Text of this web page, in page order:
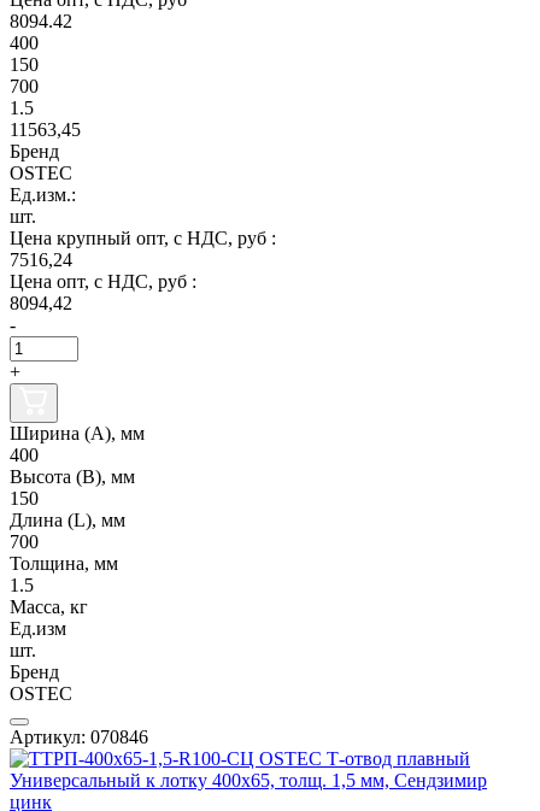
8094.42
400
150
700
1.5
11563,45
Бренд
OSTEC
Ед.изм.:
шт.
Цена крупный опт, с НДС, руб :
7516,24
Цена опт, с НДС, руб :
8094,42
-
+
Ширина (А), мм
400
Высота (В), мм
150
Длина (L), мм
700
Толщина, мм
1.5
Масса, кг
Ед.изм
шт.
Бренд
OSTEC
Артикул: 070846